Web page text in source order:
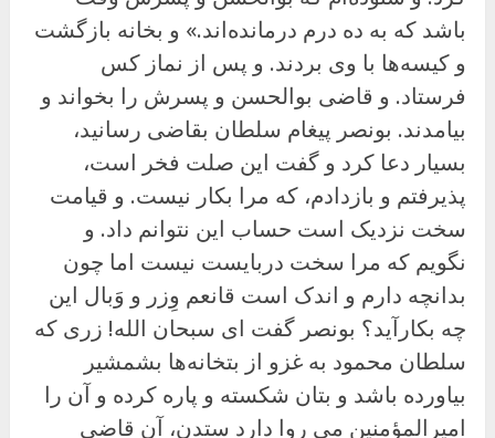
باشد که به ده درم درمانده‌اند.» و بخانه بازگشت
و کیسه‌ها با وی بردند. و پس از نماز کس
فرستاد. و قاضی بوالحسن و پسرش را بخواند و
بیامدند. بونصر پیغام سلطان بقاضی رسانید،
بسیار دعا کرد و گفت این صلت فخر است،
پذیرفتم و بازدادم، که مرا بکار نیست. و قیامت
سخت نزدیک است حساب این نتوانم داد. و
نگویم که مرا سخت دربایست نیست اما چون
بدانچه دارم و اندک است قانعم وِزر و وَبال این
چه بکارآید؟ بونصر گفت ای سبحان الله! زری که
سلطان محمود به غزو از بتخانه‌ها بشمشیر
بیاورده باشد و بتان شکسته و پاره کرده و آن را
امیرالمؤمنین می روا دارد ستدن، آن قاضی